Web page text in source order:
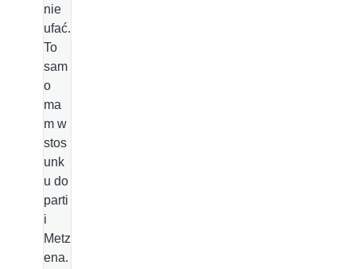
nie
ufać.
To
sam
o
ma
m w
stos
unk
u do
parti
i
Metz
ena.